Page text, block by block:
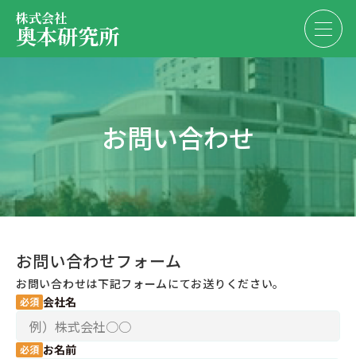
株式会社
奥本研究所
会社・決算情報
代表紹介
お問い合わせ
EN JP
お問い合わせ
お問い合わせ
お問い合わせフォーム
お問い合わせは下記フォームにてお送りください。
会社名
お名前